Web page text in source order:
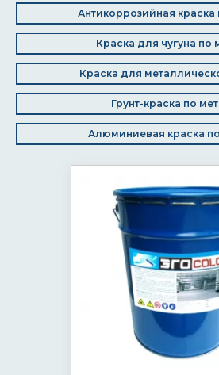
Антикоррозийная краска
Краска для чугуна по
Краска для
Грунт-краска по
Алюминиевая краска